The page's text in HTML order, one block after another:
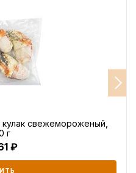
свежемороженый,
г